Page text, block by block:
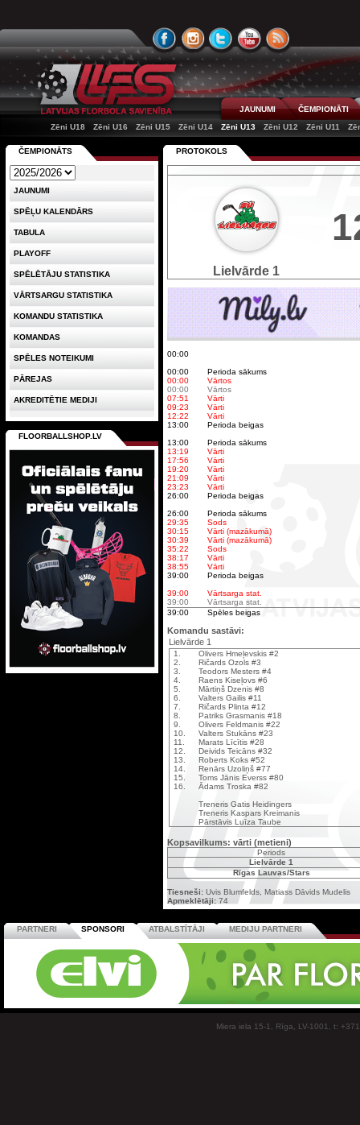
JAUNUMI
ČEMPIONĀTI
Zēni U18
Zēni U16 Zēni U15 Zēni U14 Zēni U13 Zēni U12 Zēni U11
PROTOKOLS
Lielvārde 1
00:00
00:00
Perioda sākums
00:00
Vārtos
00:00
Vārtos
07:51
Vārti
09:23
Vārti
12:22
Vārti
13:00
Perioda beigas
13:00
Perioda sākums
13:19
Vārti
17:56
Vārti
19:20
Vārti
21:09
Vārti
23:23
Vārti
26:00
Perioda beigas
26:00
Perioda sākums
29:35
Sods
30:15
Vārti (mazākumā)
30:39
Vārti (mazākumā)
35:22
Sods
38:17
Vārti
38:55
Vārti
39:00
Perioda beigas
39:00
Vārtsarga stat.
39:00
Vārtsarga stat.
39:00
Spēles beigas
Komandu sastāvi:
Lielvārde 1
1.
Olivers Hmeļevskis #2
2.
Ričards Ozols #3
3.
Teodors Mesters #4
4.
Raens Kiseļovs #6
5.
Mārtiņš Dzenis #8
6.
Valters Gailis #11
7.
Ričards Plinta #12
8.
Patriks Grasmanis #18
9.
Olivers Feldmanis #22
10.
Valters Stukāns #23
11.
Marats Līcītis #28
12.
Deivids Teicāns #32
13.
Roberts Koks #52
14.
Renārs Uzoliņš #77
15.
Toms Jānis Everss #80
16.
Ādams Troska #82
Treneris Gatis Heidingers
Treneris Kaspars Kreimanis
Pārstāvis Luīza Taube
Kopsavilkums: vārti (metieni)
Periods
Lielvārde 1
Rīgas Lauvas/Stars
Tiesneši: Uvis Blumfelds, Matiass Dāvids Mudelis
Apmeklētāji: 74
ČEMPIONĀTS
JAUNUMI
SPĒĻU KALENDĀRS
TABULA
PLAYOFF
SPĒLĒTĀJU STATISTIKA
VĀRTSARGU STATISTIKA
KOMANDU STATISTIKA
KOMANDAS
SPĒLES NOTEIKUMI
PĀREJAS
AKREDITĒTIE MEDIJI
FLOORBALLSHOP.LV
PARTNERI SPONSORI ATBALSTĪTĀJI MEDIJU PARTNERI
Miera iela 15-1, Rīga, LV-1001, t: